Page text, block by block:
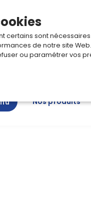
Nos produits
certains sont
de notre site Web.
ou paramétrer vos